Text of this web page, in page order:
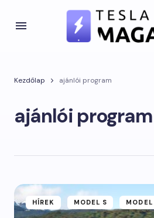
Kezdőlap ajánlói program
ajánlói program
HÍREK MODEL S MODEL